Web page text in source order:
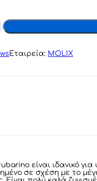
Εταιρεία: MOLIX
είναι ιδανικό
σε σχέση με το